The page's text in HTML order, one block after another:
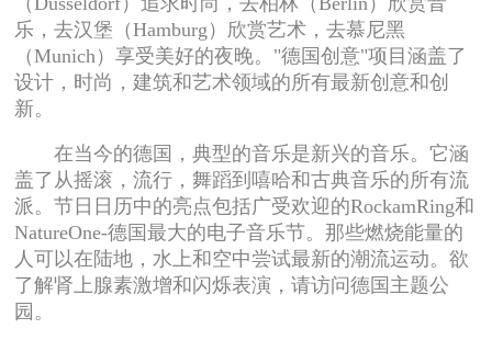
乐，去汉堡（Hamburg）欣赏艺术，去慕尼黑
（Munich）享受美好的夜晚。"德国创意"项目涵盖了
设计，时尚，建筑和艺术领域的所有最新创意和创
新。
在当今的德国，典型的音乐是新兴的音乐。它涵
盖了从摇滚，流行，舞蹈到嘻哈和古典音乐的所有流
派。节日日历中的亮点包括广受欢迎的RockamRing和
NatureOne-德国最大的电子音乐节。那些燃烧能量的
人可以在陆地，水上和空中尝试最新的潮流运动。欲
了解肾上腺素激增和闪烁表演，请访问德国主题公
园。